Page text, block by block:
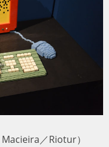
／Riotur）